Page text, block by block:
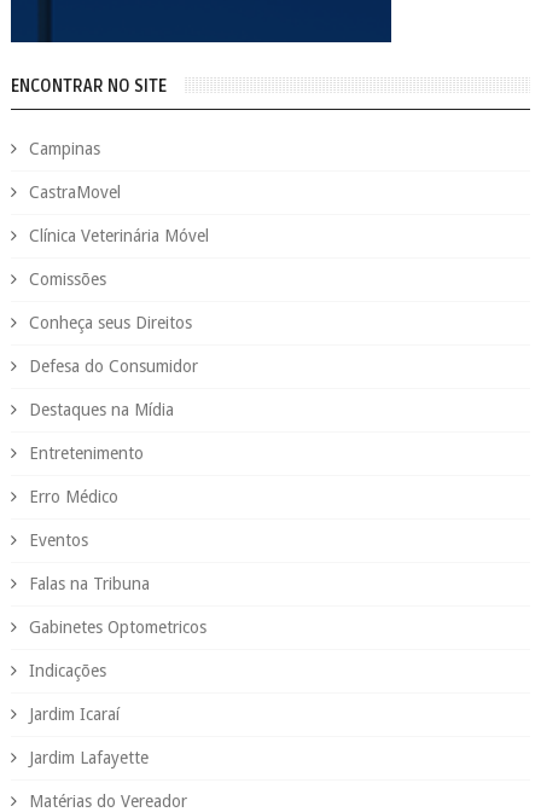
ENCONTRAR NO SITE
Campinas
CastraMovel
Clínica Veterinária Móvel
Comissões
Conheça seus Direitos
Defesa do Consumidor
Destaques na Mídia
Entretenimento
Erro Médico
Eventos
Falas na Tribuna
Gabinetes Optometricos
Indicações
Jardim Icaraí
Jardim Lafayette
Matérias do Vereador